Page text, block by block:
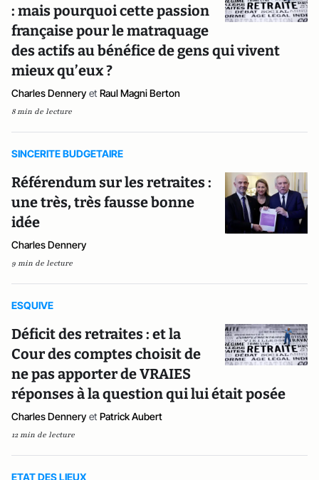
: mais pourquoi cette passion
française pour le matraquage
des actifs au bénéfice de gens qui vivent
mieux qu’eux ?
Charles Dennery et Raul Magni Berton
8 min de lecture
SINCERITE BUDGETAIRE
Référendum sur les retraites :
une très, très fausse bonne
idée
Charles Dennery
9 min de lecture
ESQUIVE
Déficit des retraites : et la
Cour des comptes choisit de
ne pas apporter de VRAIES
réponses à la question qui lui était posée
Charles Dennery et Patrick Aubert
12 min de lecture
ETAT DES LIEUX